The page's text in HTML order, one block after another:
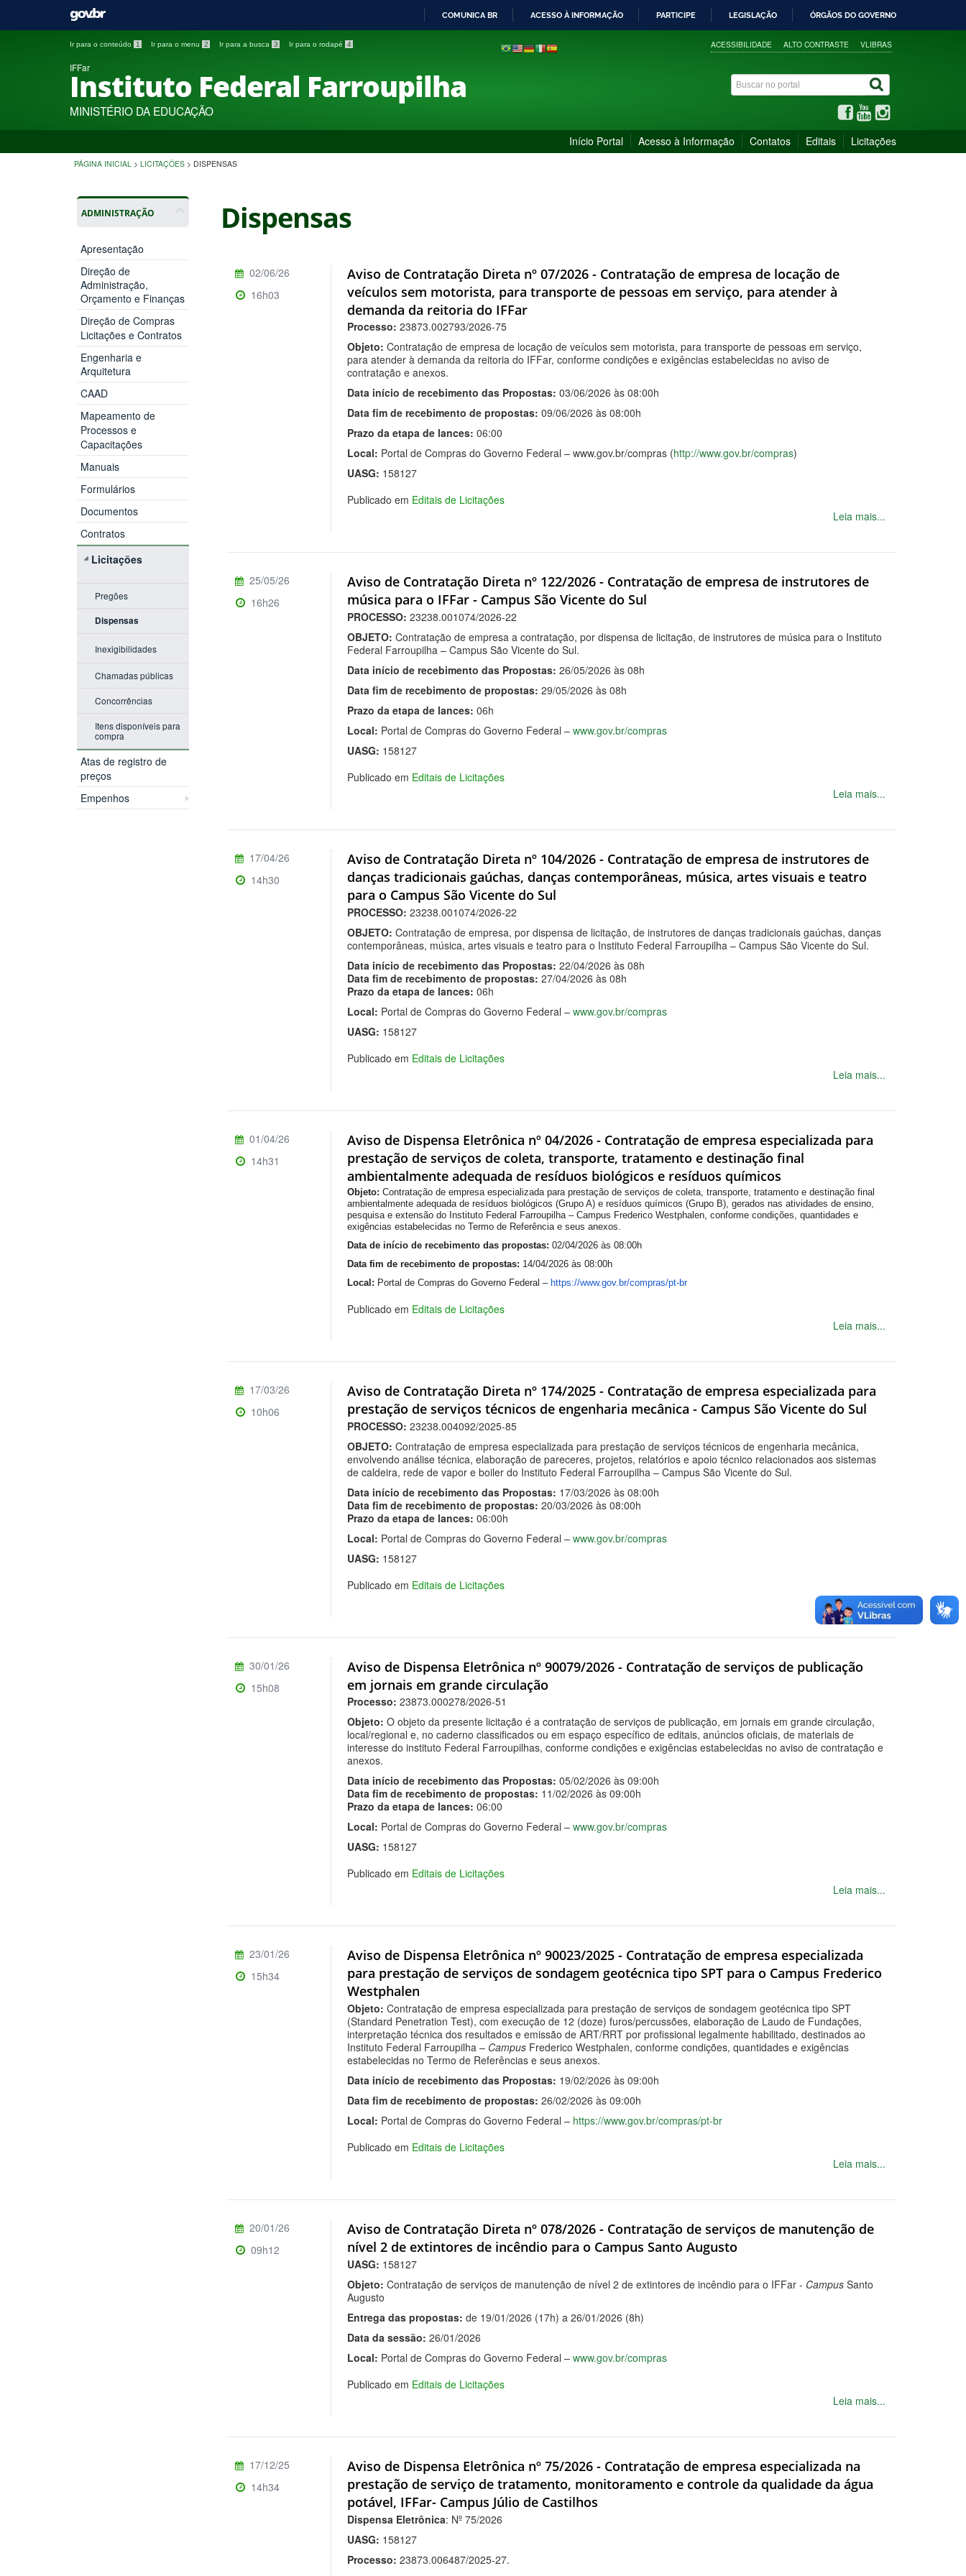
PARA
COMUNICA BR ACESSO À INFORMAÇÃO PARTICIPE LEGISLAÇÃO ÓRGÃOS DO GOVERNO
Ir para o conteúdo 1 Ir para o menu 2 Ir para a busca 3 Ir para o rodapé 4 ACESSIBILIDADE ALTO CONTRASTE VLIBRAS
IFFar
Instituto Federal Farroupilha
MINISTÉRIO DA EDUCAÇÃO
Início Portal Acesso à Informação Contatos Editais Licitações
PÁGINA INICIAL > LICITAÇÕES > DISPENSAS
ADMINISTRAÇÃO
Apresentação
Direção de
Administração,
Orçamento e Finanças
Direção de Compras
Licitações e Contratos
Engenharia e
Arquitetura
CAAD
Mapeamento de
Processos e
Capacitações
Manuais
Formulários
Documentos
Contratos
Licitações
Pregões
Dispensas
Inexigibilidades
Chamadas públicas
Concorrências
Itens disponíveis para
compra
Atas de registro de
preços
Empenhos
Dispensas
Aviso de Contratação Direta nº 07/2026 - Contratação de empresa de locação de
veículos sem motorista, para transporte de pessoas em serviço, para atender à
demanda da reitoria do IFFar
Processo: 23873.002793/2026-75
Objeto: Contratação de empresa de locação de veículos sem motorista, para transporte de pessoas em serviço,
para atender à demanda da reitoria do IFFar, conforme condições e exigências estabelecidas no aviso de
contratação e anexos.
Data início de recebimento das Propostas: 03/06/2026 às 08:00h
Data fim de recebimento de propostas: 09/06/2026 às 08:00h
Prazo da etapa de lances: 06:00
Local: Portal de Compras do Governo Federal – www.gov.br/compras (http://www.gov.br/compras)
UASG: 158127
Publicado em Editais de Licitações
Leia mais...
02/06/26
16h03
Aviso de Contratação Direta nº 122/2026 - Contratação de empresa de instrutores de
música para o IFFar - Campus São Vicente do Sul
PROCESSO: 23238.001074/2026-22
OBJETO: Contratação de empresa a contratação, por dispensa de licitação, de instrutores de música para o Instituto
Federal Farroupilha – Campus São Vicente do Sul.
Data início de recebimento das Propostas: 26/05/2026 às 08h
Data fim de recebimento de propostas: 29/05/2026 às 08h
Prazo da etapa de lances: 06h
Local: Portal de Compras do Governo Federal –www.gov.br/compras
UASG: 158127
Publicado em Editais de Licitações
Leia mais...
25/05/26
16h26
Aviso de Contratação Direta nº 104/2026 - Contratação de empresa de instrutores de
danças tradicionais gaúchas, danças contemporâneas, música, artes visuais e teatro
para o Campus São Vicente do Sul
PROCESSO: 23238.001074/2026-22
OBJETO: Contratação de empresa, por dispensa de licitação, de instrutores de danças tradicionais gaúchas, danças
contemporâneas, música, artes visuais e teatro para o Instituto Federal Farroupilha – Campus São Vicente do Sul.
Data início de recebimento das Propostas: 22/04/2026 às 08h
Data fim de recebimento de propostas: 27/04/2026 às 08h
Prazo da etapa de lances: 06h
Local: Portal de Compras do Governo Federal –www.gov.br/compras
UASG: 158127
Publicado em Editais de Licitações
Leia mais...
17/04/26
14h30
Aviso de Dispensa Eletrônica nº 04/2026 - Contratação de empresa especializada para
prestação de serviços de coleta, transporte, tratamento e destinação final
ambientalmente adequada de resíduos biológicos e resíduos químicos
Objeto: Contratação de empresa especializada para prestação de serviços de coleta, transporte, tratamento e destinação final
ambientalmente adequada de resíduos biológicos (Grupo A) e resíduos químicos (Grupo B), gerados nas atividades de ensino,
pesquisa e extensão do Instituto Federal Farroupilha – Campus Frederico Westphalen, conforme condições, quantidades e
exigências estabelecidas no Termo de Referência e seus anexos.
Data de início de recebimento das propostas: 02/04/2026 às 08:00h
Data fim de recebimento de propostas: 14/04/2026 às 08:00h
Local: Portal de Compras do Governo Federal – https://www.gov.br/compras/pt-br
Publicado em Editais de Licitações
Leia mais...
01/04/26
14h31
Aviso de Contratação Direta nº 174/2025 - Contratação de empresa especializada para
prestação de serviços técnicos de engenharia mecânica - Campus São Vicente do Sul
PROCESSO: 23238.004092/2025-85
OBJETO: Contratação de empresa especializada para prestação de serviços técnicos de engenharia mecânica,
envolvendo análise técnica, elaboração de pareceres, projetos, relatórios e apoio técnico relacionados aos sistemas
de caldeira, rede de vapor e boiler do Instituto Federal Farroupilha – Campus São Vicente do Sul.
Data início de recebimento das Propostas: 17/03/2026 às 08:00h
Data fim de recebimento de propostas: 20/03/2026 às 08:00h
Prazo da etapa de lances: 06:00h
Local: Portal de Compras do Governo Federal –www.gov.br/compras
UASG: 158127
Publicado em Editais de Licitações
Leia mais...
17/03/26
10h06
Aviso de Dispensa Eletrônica nº 90079/2026 - Contratação de serviços de publicação
em jornais em grande circulação
Processo: 23873.000278/2026-51
Objeto: O objeto da presente licitação é a contratação de serviços de publicação, em jornais em grande circulação,
local/regional e, no caderno classificados ou em espaço específico de editais, anúncios oficiais, de materiais de
interesse do instituto Federal Farroupilhas, conforme condições e exigências estabelecidas no aviso de contratação e
anexos.
Data início de recebimento das Propostas: 05/02/2026 às 09:00h
Data fim de recebimento de propostas: 11/02/2026 às 09:00h
Prazo da etapa de lances: 06:00
Local: Portal de Compras do Governo Federal –www.gov.br/compras
UASG: 158127
Publicado em Editais de Licitações
Leia mais...
30/01/26
15h08
Aviso de Dispensa Eletrônica nº 90023/2025 - Contratação de empresa especializada
para prestação de serviços de sondagem geotécnica tipo SPT para o Campus Frederico
Westphalen
Objeto: Contratação de empresa especializada para prestação de serviços de sondagem geotécnica tipo SPT
(Standard Penetration Test), com execução de 12 (doze) furos/percussões, elaboração de Laudo de Fundações,
interpretação técnica dos resultados e emissão de ART/RRT por profissional legalmente habilitado, destinados ao
Instituto Federal Farroupilha – Campus Frederico Westphalen, conforme condições, quantidades e exigências
estabelecidas no Termo de Referências e seus anexos.
Data início de recebimento das Propostas: 19/02/2026 às 09:00h
Data fim de recebimento de propostas: 26/02/2026 às 09:00h
Local: Portal de Compras do Governo Federal – https://www.gov.br/compras/pt-br
Publicado em Editais de Licitações
Leia mais...
23/01/26
15h34
Aviso de Contratação Direta nº 078/2026 - Contratação de serviços de manutenção de
nível 2 de extintores de incêndio para o Campus Santo Augusto
UASG: 158127
Objeto:Contratação de serviços de manutenção de nível 2 de extintores de incêndio para o IFFar - Campus Santo
Augusto
Entrega das propostas:de 19/01/2026 (17h) a 26/01/2026 (8h)
Data da sessão:26/01/2026
Local: Portal de Compras do Governo Federal –www.gov.br/compras
Publicado em Editais de Licitações
Leia mais...
20/01/26
09h12
Aviso de Dispensa Eletrônica nº 75/2026 - Contratação de empresa especializada na
prestação de serviço de tratamento, monitoramento e controle da qualidade da água
potável, IFFar- Campus Júlio de Castilhos
Dispensa Eletrônica: Nº 75/2026
UASG: 158127
Processo: 23873.006487/2025-27.
17/12/25
14h34